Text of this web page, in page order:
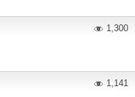
1,300
1,141